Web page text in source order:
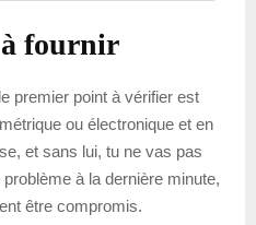
à fournir
premier point à vérifier est
ou électronique et en
et sans lui, tu ne vas pas
à la dernière minute,
être compromis.